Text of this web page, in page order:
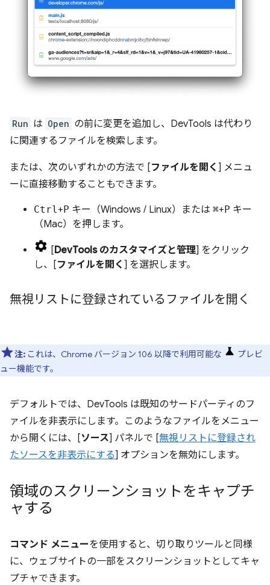
Run は Open の前に変更を追加し、DevTools は代わり
に関連するファイルを検索します。
または、次のいずれかの方法で [ファイルを開く ] メニュ
ーに直接移動することもできます。
Ctrl +P キー（Windows / Linux）または ⌘+P キー
（Mac）を押します。
[DevTools のカスタマイズと管理] をクリック
し、[ファイルを開く ] を選択します。
無視リストに登録されているファイルを開く
注: これは、Chrome バージョン 106 以降で利用可能な
プレビ
ュー機能です。
デフォルトでは、DevTools は既知のサードパーティのフ
ァイルを非表示にします。このようなファイルをメニュー
から開くには、[ソース] パネルで [無視リストに登録され
たソースを非表示にする] オプションを無効にします。
領域のスクリーンショットをキャプチ
ャする
コマンド メニューを使用すると、切り取りツールと同様
に、ウェブサイトの一部をスクリーンショットとしてキャ
プチャできます。